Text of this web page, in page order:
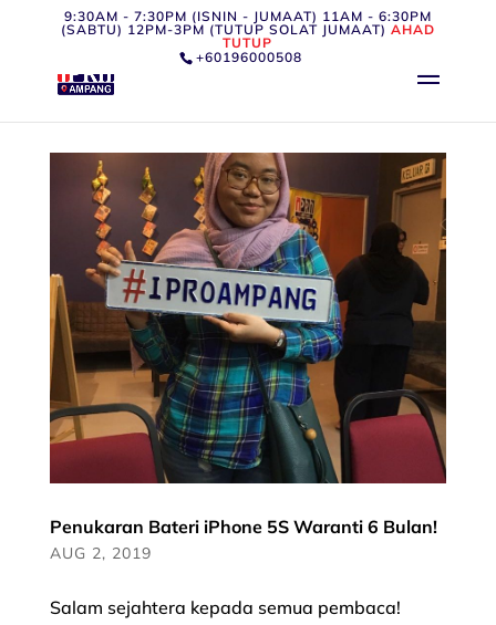
9:30AM - 7:30PM (ISNIN - JUMAAT) 11AM - 6:30PM
(SABTU) 12PM-3PM (TUTUP SOLAT JUMAAT) AHAD
TUTUP
+60196000508
Penukaran Bateri iPhone 5S Waranti 6 Bulan!
AUG 2, 2019
Salam sejahtera kepada semua pembaca!